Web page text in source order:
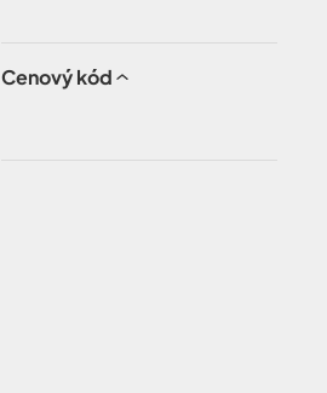
Cenový kód